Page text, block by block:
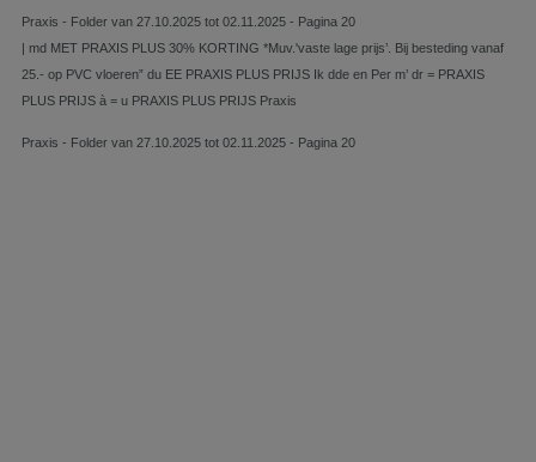
Praxis - Folder van 27.10.2025 tot 02.11.2025 - Pagina 20
| md MET PRAXIS PLUS 30% KORTING *Muv.'vaste lage prijs’. Bij besteding vanaf
25.- op PVC vloeren” du EE PRAXIS PLUS PRIJS Ik dde en Per m’ dr = PRAXIS
PLUS PRIJS à = u PRAXIS PLUS PRIJS Praxis
Praxis - Folder van 27.10.2025 tot 02.11.2025 - Pagina 20